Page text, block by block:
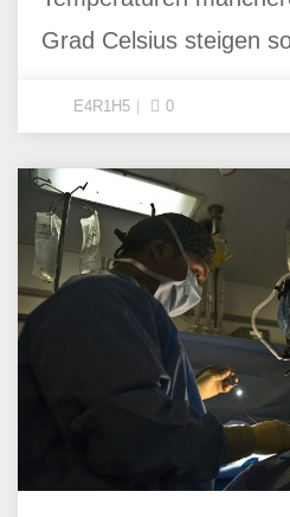
Grad Celsius steigen
E4R1H5 0